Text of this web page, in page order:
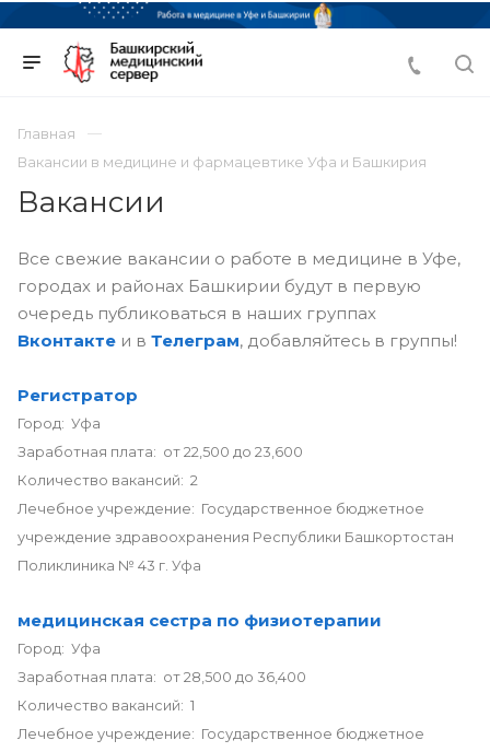
Главная
Вакансии в медицине и фармацевтике Уфа и Башкирия
Вакансии
Все свежие вакансии о работе в медицине в Уфе,
городах и районах Башкирии будут в первую
очередь публиковаться в наших группах
Вконтакте и в Телеграм, добавляйтесь в группы!
Регистратор
Город: Уфа
Заработная плата: от 22,500 до 23,600
Количество вакансий: 2
Лечебное учреждение: Государственное бюджетное
учреждение здравоохранения Республики Башкортостан
Поликлиника № 43 г. Уфа
медицинская сестра по физиотерапии
Город: Уфа
Заработная плата: от 28,500 до 36,400
Количество вакансий: 1
Лечебное учреждение: Государственное бюджетное